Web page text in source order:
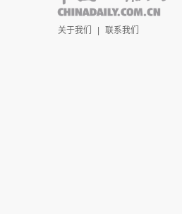
关于我们 | 联系我们